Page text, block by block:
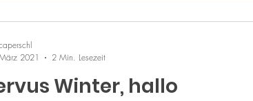
Winter, hallo
2021
2 Min. Lesezeit